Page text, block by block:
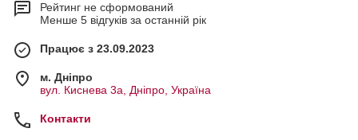
Рейтинг не сформований
Менше 5 відгуків за останній рік
Працює з 23.09.2023
м. Дніпро
вул. Киснева 3а, Дніпро, Україна
Контакти